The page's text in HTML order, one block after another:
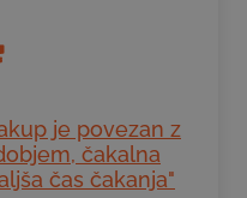
je povezan z
čakalna
čas čakanja"